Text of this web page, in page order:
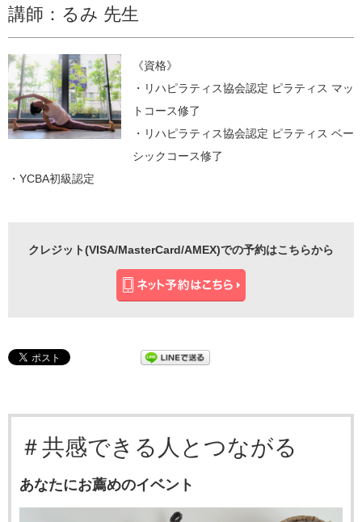
講師：るみ 先生
《資格》
・リハピラティス協会認定 ピラティス マッ
トコース修了
・リハピラティス協会認定 ピラティス ベー
シックコース修了
・YCBA初級認定
クレジット(VISA/MasterCard/AMEX)での予約はこちらから
＃共感できる人とつながる
あなたにお薦めのイベント